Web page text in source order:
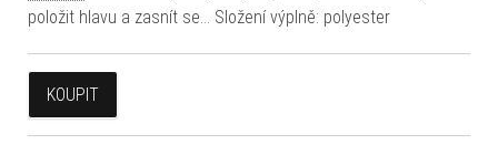
položit hlavu a zasnít se… Složení výplně: polyester
KOUPIT